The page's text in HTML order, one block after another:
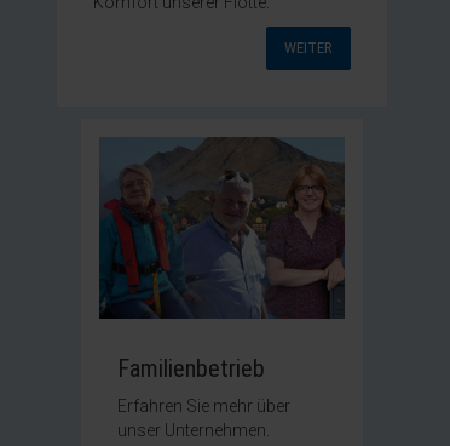
WEITER
Familienbetrieb
Erfahren Sie mehr über
unser Unternehmen.